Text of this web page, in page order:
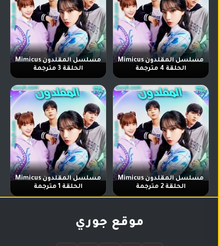
مسلسل المقلدون Mimicus
الحلقة 4 مترجمة
مسلسل المقلدون Mimicus
الحلقة 3 مترجمة
مسلسل المقلدون Mimicus
الحلقة 2 مترجمة
مسلسل المقلدون Mimicus
الحلقة 1 مترجمة
موقع جوري